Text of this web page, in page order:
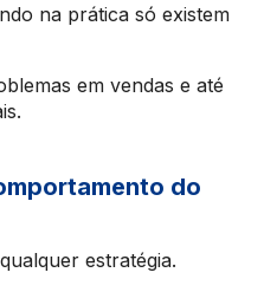
na prática só existem
em vendas e até
do
estratégia.